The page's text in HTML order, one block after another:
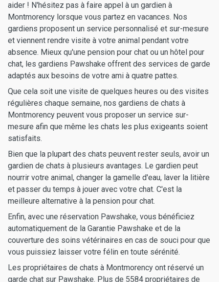
aider ! N'hésitez pas à faire appel à un gardien à
Montmorency lorsque vous partez en vacances. Nos
gardiens proposent un service personnalisé et sur-mesure
et viennent rendre visite à votre animal pendant votre
absence. Mieux qu'une pension pour chat ou un hôtel pour
chat, les gardiens Pawshake offrent des services de garde
adaptés aux besoins de votre ami à quatre pattes.
Que cela soit une visite de quelques heures ou des visites
régulières chaque semaine, nos gardiens de chats à
Montmorency peuvent vous proposer un service sur-
mesure afin que même les chats les plus exigeants soient
satisfaits.
Bien que la plupart des chats peuvent rester seuls, avoir un
gardien de chats à plusieurs avantages. Le gardien peut
nourrir votre animal, changer la gamelle d'eau, laver la litière
et passer du temps à jouer avec votre chat. C'est la
meilleure alternative à la pension pour chat.
Enfin, avec une réservation Pawshake, vous bénéficiez
automatiquement de la Garantie Pawshake et de la
couverture des soins vétérinaires en cas de souci pour que
vous puissiez laisser votre félin en toute sérénité.
Les propriétaires de chats à Montmorency ont réservé un
garde chat sur Pawshake. Plus de 5584 propriétaires de